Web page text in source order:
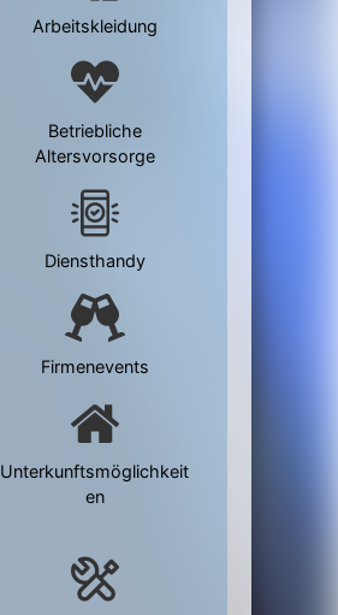
Arbeitskleidung
Betriebliche
Altersvorsorge
Diensthandy
Firmenevents
Unterkunftsmöglichkeit
en